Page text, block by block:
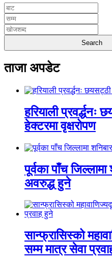
ताजा अपडेट
हरियाली
हेक्टरमा वृक्षरोपण
पूर्वका पाँच
अवरुद्ध हुने
सान्फ्रासिस्को
सम्म मात्र सेवा